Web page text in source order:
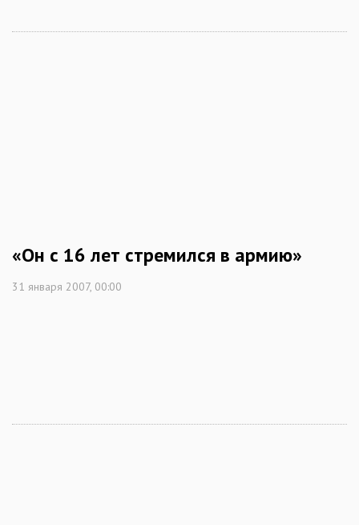
«Он с 16 лет стремился в армию»
31 января 2007, 00:00